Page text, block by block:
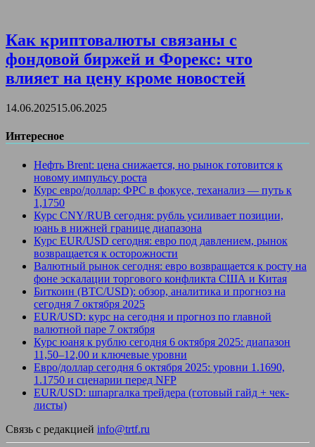
Как криптовалюты связаны с
фондовой биржей и Форекс: что
влияет на цену кроме новостей
14.06.202515.06.2025
Интересное
Нефть Brent: цена снижается, но рынок готовится к
новому импульсу роста
Курс евро/доллар: ФРС в фокусе, теханализ — путь к
1,1750
Курс CNY/RUB сегодня: рубль усиливает позиции,
юань в нижней границе диапазона
Курс EUR/USD сегодня: евро под давлением, рынок
возвращается к осторожности
Валютный рынок сегодня: евро возвращается к росту на
фоне эскалации торгового конфликта США и Китая
Биткоин (BTC/USD): обзор, аналитика и прогноз на
сегодня 7 октября 2025
EUR/USD: курс на сегодня и прогноз по главной
валютной паре 7 октября
Курс юаня к рублю сегодня 6 октября 2025: диапазон
11,50–12,00 и ключевые уровни
Евро/доллар сегодня 6 октября 2025: уровни 1.1690,
1.1750 и сценарии перед NFP
EUR/USD: шпаргалка трейдера (готовый гайд + чек-
листы)
Связь с редакцией info@trtf.ru